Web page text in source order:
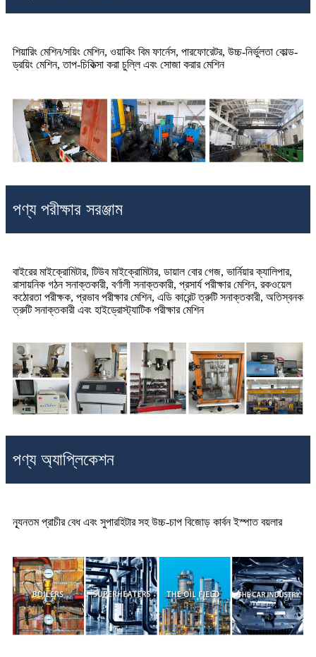
শিয়ারিং মেশিন/সয়িং মেশিন, ওয়াকিং বিম ফার্নেস, পারফোরেটর, উচ্চ-নির্ভুলতা কোল্ড-
ড্রয়িং মেশিন, তাপ-চিকিত্সা করা চুল্লি এবং সোজা করার মেশিন
পণ্য পরীক্ষার সরঞ্জাম
বাইরের মাইক্রোমিটার, টিউব মাইক্রোমিটার, ডায়াল বোর গেজ, ভার্নিয়ার ক্যালিপার,
রাসায়নিক গঠন সনাক্তকারী, বর্ণালী সনাক্তকারী, প্রসার্য পরীক্ষার মেশিন, রকওয়েল
কঠোরতা পরীক্ষক, প্রভাব পরীক্ষার মেশিন, এডি কারেন্ট ত্রুটি সনাক্তকারী, অতিস্বনক
ত্রুটি সনাক্তকারী এবং হাইড্রোস্ট্যাটিক পরীক্ষার মেশিন
পণ্য অ্যাপ্লিকেশন
ন্যূনতম প্রাচীর বেধ এবং সুপারহিটার সহ উচ্চ-চাপ বিজোড় কার্বন ইস্পাত বয়লার